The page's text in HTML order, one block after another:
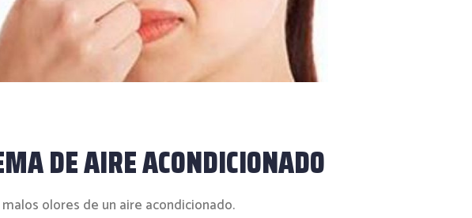
DE AIRE ACONDICIONADO
olores de un aire acondicionado.